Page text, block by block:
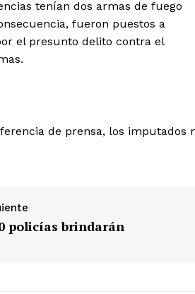
Diario los Andes
Prensa
tenían dos armas de fuego
fueron puestos a
el presunto delito contra el
de prensa, los imputados
policías brindarán